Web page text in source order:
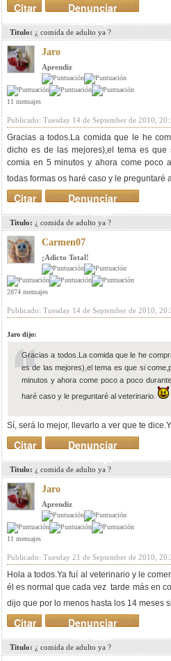
Denunciar
mensaje
Citar
Titulo: ¿ comida de adulto ya ?
Jaro
Aprendiz
11 mensajes
Publicado: Tuesday 14 de September de 2010,
Gracias a todos.La comida que le he
dicho es de las mejores),el tema es que
comia en 5 minutos y ahora come poco
todas formas os haré caso y le preguntaré
Denunciar
mensaje
Citar
Titulo: ¿ comida de adulto ya ?
Carmen07
¡Adicto Total!
2874 mensajes
Publicado: Tuesday 14 de September de 2010,
Jaro dijo:
Gracias a todos.La comida que le he
es de las mejores),el tema es que si
minutos y ahora come poco a poco
haré caso y le preguntaré al veterinario.
Sí, será lo mejor, llevarlo a ver que te
Denunciar
mensaje
Citar
Titulo: ¿ comida de adulto ya ?
Jaro
Aprendiz
11 mensajes
Publicado: Tuesday 21 de September de 2010,
Hola a todos.Ya fuí al veterinario y le
él es normal que cada vez tarde más en
dijo que por lo menos hasta los 14 meses
Denunciar
mensaje
Citar
Titulo: ¿ comida de adulto ya ?